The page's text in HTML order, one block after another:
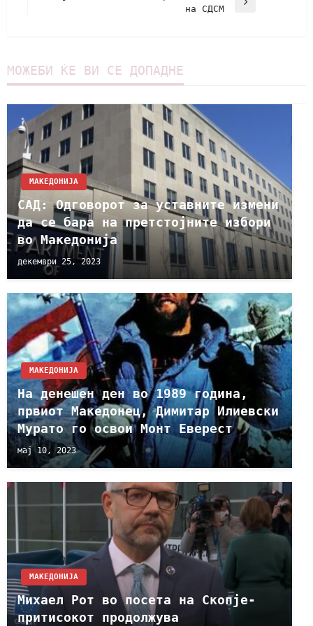
на СДСМ
МОЖЕБИ ЌЕ ВИ СЕ ДОПАДНЕ
МАКЕДОНИЈА
САД: Одговорот за уставните измени
да се бара на претстојните избори
во Македонија
декември 25, 2023
МАКЕДОНИЈА
На денешен ден во 1989 година,
првиот Македонец, Димитар Илиевски
Мурато го освои Монт Еверест
мај 10, 2023
МАКЕДОНИЈА
Михаел Рот во посета на Скопје-
притисокот продолжува